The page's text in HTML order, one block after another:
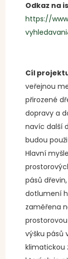
Odkaz na
https://
Cíl
veřejnou
přirozené
dopravy a
navíc další
budou
Hlavní
pásů
dotlumení
zaměřena
výšku pásů
klimatickou